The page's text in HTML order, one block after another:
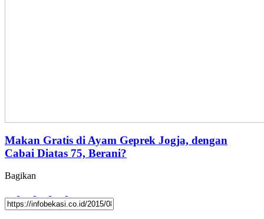
Makan Gratis di Ayam Geprek Jogja, dengan
Cabai Diatas 75, Berani?
Bagikan